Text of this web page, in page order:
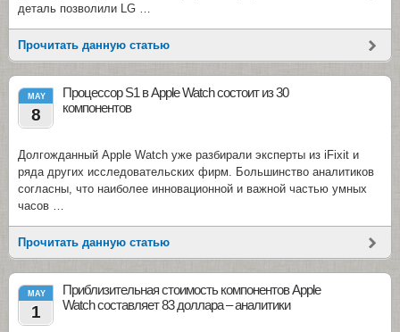
деталь позволили LG …
Прочитать данную статью
MAY
8
Процессор S1 в Apple Watch состоит из 30
компонентов
Долгожданный Apple Watch уже разбирали эксперты из iFixit и
ряда других исследовательских фирм. Большинство аналитиков
согласны, что наиболее инновационной и важной частью умных
часов …
Прочитать данную статью
MAY
1
Приблизительная стоимость компонентов Apple
Watch составляет 83 доллара – аналитики